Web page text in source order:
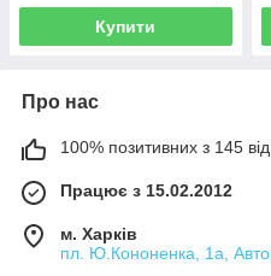
Купити
Про нас
100% позитивних з 145
Працює з 15.02.2012
м. Харків
пл. Ю.Кононенка, 1а,